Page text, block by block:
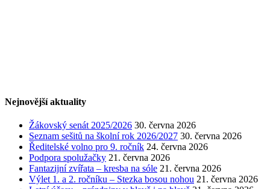
Nejnovější aktuality
Žákovský senát 2025/2026 30. června 2026
Seznam sešitů na školní rok 2026/2027 30. června 2026
Ředitelské volno pro 9. ročník 24. června 2026
Podpora spolužačky 21. června 2026
Fantazijní zvířata – kresba na sóle 21. června 2026
Výlet 1. a 2. ročníku – Stezka bosou nohou 21. června 2026